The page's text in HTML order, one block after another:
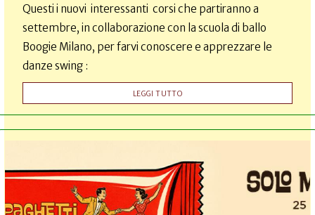
Questi i nuovi interessanti corsi che partiranno a
settembre, in collaborazione con la scuola di ballo
Boogie Milano, per farvi conoscere e apprezzare le
danze swing :
LEGGI TUTTO